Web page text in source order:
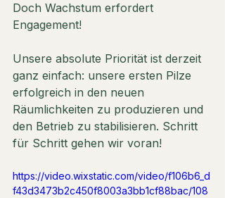
Doch Wachstum erfordert
Engagement!
Unsere absolute Priorität ist derzeit
ganz einfach: unsere ersten Pilze
erfolgreich in den neuen
Räumlichkeiten zu produzieren und
den Betrieb zu stabilisieren. Schritt
für Schritt gehen wir voran!
https://video.wixstatic.com/video/f106b6_d
f43d3473b2c450f8003a3bb1cf88bac/108